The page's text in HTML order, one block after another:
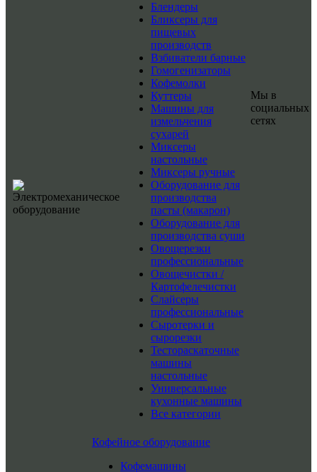
Блендеры
Бликсеры для
пищевых
производств
Взбиватели барные
Гомогенизаторы
Кофемолки
Куттеры
Машины для
измельчения
сухарей
Миксеры
настольные
Миксеры ручные
Оборудование для
производства
пасты (макарон)
Оборудование для
производства суши
Овощерезки
профессиональные
Овощечистки /
Картофелечистки
Слайсеры
профессиональные
Сыротерки и
сырорезки
Тестораскаточные
машины
настольные
Универсальные
кухонные машины
Все категории
Кофейное оборудование
Кофемашины
Мы в
социальных
сетях